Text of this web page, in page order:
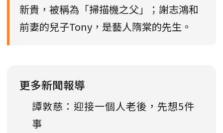
新貴，被稱為「掃描機之父」；謝志鴻和
前妻的兒子Tony，是藝人隋棠的先生。
更多新聞報導
譚敦慈：迎接一個人老後，先想5件
事